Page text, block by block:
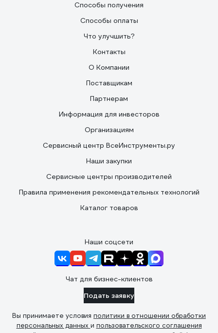
Способы получения
Способы оплаты
Что улучшить?
Контакты
О Компании
Поставщикам
Партнерам
Информация для инвесторов
Организациям
Сервисный центр ВсеИнструменты.ру
Наши закупки
Сервисные центры производителей
Правила применения рекомендательных технологий
Каталог товаров
Наши соцсети
Чат для бизнес-клиентов
Подать заявку
Вы принимаете условия политики в отношении обработки
персональных данных и пользовательского соглашения